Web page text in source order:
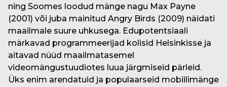
ning Soomes loodud mänge nagu Max Payne
(2001) või juba mainitud Angry Birds (2009) näidati
maailmale suure uhkusega. Edupotentsiaali
märkavad programmeerijad kolisid Helsinkisse ja
aitavad nüüd maailmatasemel
videomängustuudiotes luua järgmiseid pärleid.
Üks enim arendatuid ja populaarseid mobiilimänge